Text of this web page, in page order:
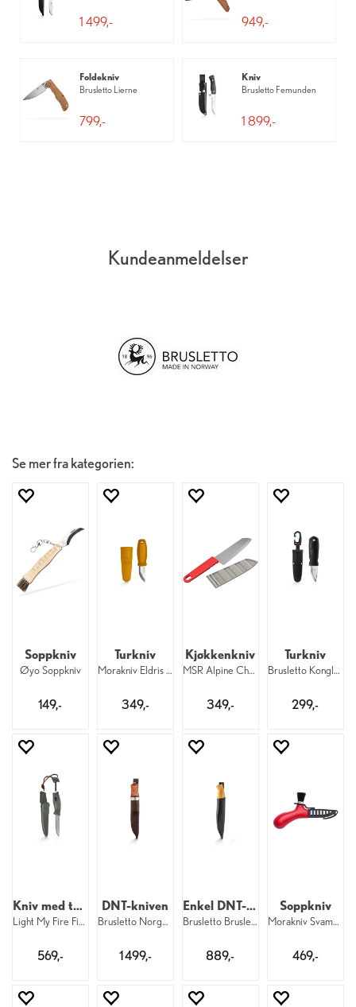
1 499,- 949,-
Foldekniv
Brusletto Lierne
799,-
Kniv
Brusletto Femunden
1 899,-
Kundeanmeldelser
Se mer fra kategorien:
Soppkniv
Øyo Soppkniv
149,-
Turkniv
Morakniv Eldris Yellow
349,-
Kjøkkenkniv
MSR Alpine Chef's Knife Red
349,-
Turkniv
Brusletto Kongla Black
299,-
Kniv med tennstål
Light My Fire FireKnife BIO SageGreen
569,-
DNT-kniven
Brusletto Norgeskniven
1 499,-
Enkel DNT-kniv
Brusletto Bruslettokniven DNT
889,-
Soppkniv
Morakniv Svampkniv Carl Johan
469,-